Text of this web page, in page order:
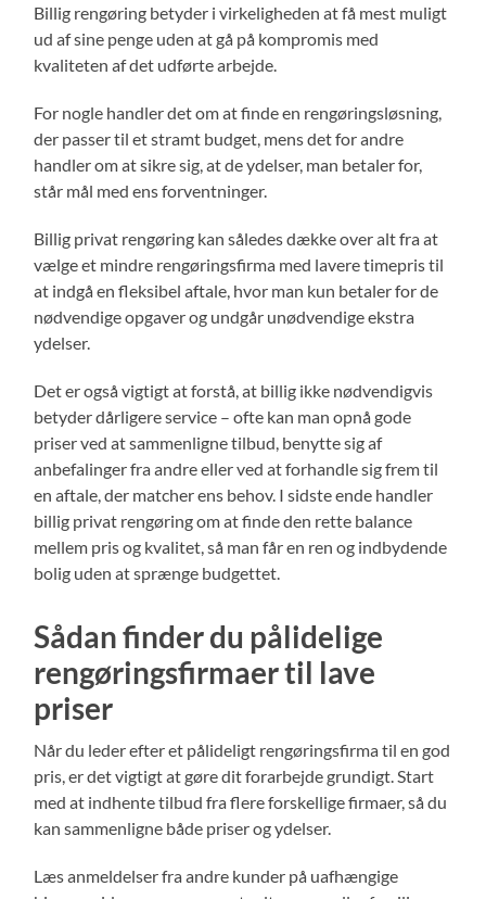
Billig rengøring betyder i virkeligheden at få mest muligt
ud af sine penge uden at gå på kompromis med
kvaliteten af det udførte arbejde.
For nogle handler det om at finde en rengøringsløsning,
der passer til et stramt budget, mens det for andre
handler om at sikre sig, at de ydelser, man betaler for,
står mål med ens forventninger.
Billig privat rengøring kan således dække over alt fra at
vælge et mindre rengøringsfirma med lavere timepris til
at indgå en fleksibel aftale, hvor man kun betaler for de
nødvendige opgaver og undgår unødvendige ekstra
ydelser.
Det er også vigtigt at forstå, at billig ikke nødvendigvis
betyder dårligere service – ofte kan man opnå gode
priser ved at sammenligne tilbud, benytte sig af
anbefalinger fra andre eller ved at forhandle sig frem til
en aftale, der matcher ens behov. I sidste ende handler
billig privat rengøring om at finde den rette balance
mellem pris og kvalitet, så man får en ren og indbydende
bolig uden at sprænge budgettet.
Sådan finder du pålidelige
rengøringsfirmaer til lave
priser
Når du leder efter et pålideligt rengøringsfirma til en god
pris, er det vigtigt at gøre dit forarbejde grundigt. Start
med at indhente tilbud fra flere forskellige firmaer, så du
kan sammenligne både priser og ydelser.
Læs anmeldelser fra andre kunder på uafhængige